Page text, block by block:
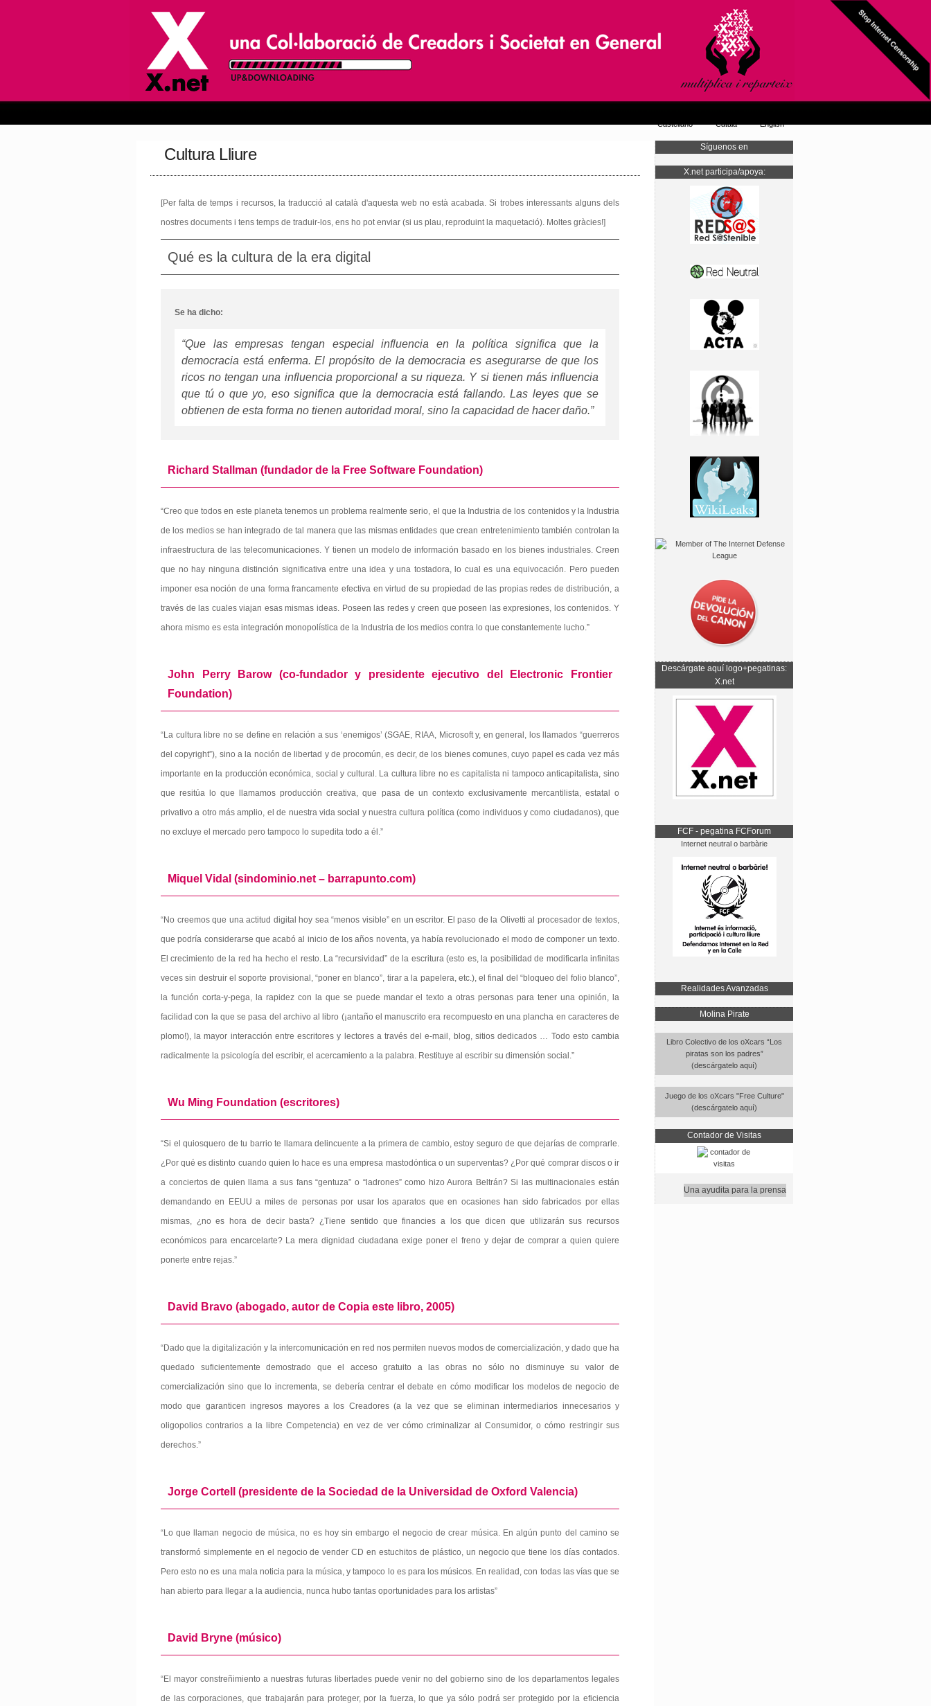
Castellano Català English
Cultura Lliure
[Per falta de temps i recursos, la traducció al català d'aquesta web no està acabada. Si trobes interessants alguns dels
nostres documents i tens temps de traduir-los, ens ho pot enviar (si us plau, reproduint la maquetació). Moltes gràcies!]
Qué es la cultura de la era digital
Se ha dicho:
“Que las empresas tengan especial influencia en la política significa que la
democracia está enferma. El propósito de la democracia es asegurarse de que los
ricos no tengan una influencia proporcional a su riqueza. Y si tienen más influencia
que tú o que yo, eso significa que la democracia está fallando. Las leyes que se
obtienen de esta forma no tienen autoridad moral, sino la capacidad de hacer daño.”
Richard Stallman (fundador de la Free Software Foundation)
“Creo que todos en este planeta tenemos un problema realmente serio, el que la Industria de los contenidos y la Industria
de los medios se han integrado de tal manera que las mismas entidades que crean entretenimiento también controlan la
infraestructura de las telecomunicaciones. Y tienen un modelo de información basado en los bienes industriales. Creen
que no hay ninguna distinción significativa entre una idea y una tostadora, lo cual es una equivocación. Pero pueden
imponer esa noción de una forma francamente efectiva en virtud de su propiedad de las propias redes de distribución, a
través de las cuales viajan esas mismas ideas. Poseen las redes y creen que poseen las expresiones, los contenidos. Y
ahora mismo es esta integración monopolística de la Industria de los medios contra lo que constantemente lucho.”
John Perry Barow (co-fundador y presidente ejecutivo del Electronic Frontier
Foundation)
“La cultura libre no se define en relación a sus ‘enemigos’ (SGAE, RIAA, Microsoft y, en general, los llamados “guerreros
del copyright”), sino a la noción de libertad y de procomún, es decir, de los bienes comunes, cuyo papel es cada vez más
importante en la producción económica, social y cultural. La cultura libre no es capitalista ni tampoco anticapitalista, sino
que resitúa lo que llamamos producción creativa, que pasa de un contexto exclusivamente mercantilista, estatal o
privativo a otro más amplio, el de nuestra vida social y nuestra cultura política (como individuos y como ciudadanos), que
no excluye el mercado pero tampoco lo supedita todo a él.”
Miquel Vidal (sindominio.net – barrapunto.com)
“No creemos que una actitud digital hoy sea “menos visible” en un escritor. El paso de la Olivetti al procesador de textos,
que podría considerarse que acabó al inicio de los años noventa, ya había revolucionado el modo de componer un texto.
El crecimiento de la red ha hecho el resto. La “recursividad” de la escritura (esto es, la posibilidad de modificarla infinitas
veces sin destruir el soporte provisional, “poner en blanco”, tirar a la papelera, etc.), el final del “bloqueo del folio blanco”,
la función corta-y-pega, la rapidez con la que se puede mandar el texto a otras personas para tener una opinión, la
facilidad con la que se pasa del archivo al libro (¡antaño el manuscrito era recompuesto en una plancha en caracteres de
plomo!), la mayor interacción entre escritores y lectores a través del e-mail, blog, sitios dedicados … Todo esto cambia
radicalmente la psicología del escribir, el acercamiento a la palabra. Restituye al escribir su dimensión social.”
Wu Ming Foundation (escritores)
“Si el quiosquero de tu barrio te llamara delincuente a la primera de cambio, estoy seguro de que dejarías de comprarle.
¿Por qué es distinto cuando quien lo hace es una empresa mastodóntica o un superventas? ¿Por qué comprar discos o ir
a conciertos de quien llama a sus fans “gentuza” o “ladrones” como hizo Aurora Beltrán? Si las multinacionales están
demandando en EEUU a miles de personas por usar los aparatos que en ocasiones han sido fabricados por ellas
mismas, ¿no es hora de decir basta? ¿Tiene sentido que financies a los que dicen que utilizarán sus recursos
económicos para encarcelarte? La mera dignidad ciudadana exige poner el freno y dejar de comprar a quien quiere
ponerte entre rejas.”
David Bravo (abogado, autor de Copia este libro, 2005)
“Dado que la digitalización y la intercomunicación en red nos permiten nuevos modos de comercialización, y dado que ha
quedado suficientemente demostrado que el acceso gratuito a las obras no sólo no disminuye su valor de
comercialización sino que lo incrementa, se debería centrar el debate en cómo modificar los modelos de negocio de
modo que garanticen ingresos mayores a los Creadores (a la vez que se eliminan intermediarios innecesarios y
oligopolios contrarios a la libre Competencia) en vez de ver cómo criminalizar al Consumidor, o cómo restringir sus
derechos.”
Jorge Cortell (presidente de la Sociedad de la Universidad de Oxford Valencia)
“Lo que llaman negocio de música, no es hoy sin embargo el negocio de crear música. En algún punto del camino se
transformó simplemente en el negocio de vender CD en estuchitos de plástico, un negocio que tiene los días contados.
Pero esto no es una mala noticia para la música, y tampoco lo es para los músicos. En realidad, con todas las vías que se
han abierto para llegar a la audiencia, nunca hubo tantas oportunidades para los artistas”
David Bryne (músico)
“El mayor constreñimiento a nuestras futuras libertades puede venir no del gobierno sino de los departamentos legales
de las corporaciones, que trabajarán para proteger, por la fuerza, lo que ya sólo podrá ser protegido por la eficiencia
Síguenos en
X.net participa/apoya:
Descárgate aquí logo+pegatinas:
X.net
FCF - pegatina FCForum
Internet neutral o barbàrie
Realidades Avanzadas
Molina Pirate
Libro Colectivo de los oXcars “Los
piratas son los padres”
(descárgatelo aquí)
Juego de los oXcars "Free Culture"
(descárgatelo aquí)
Contador de Visitas
Una ayudita para la prensa